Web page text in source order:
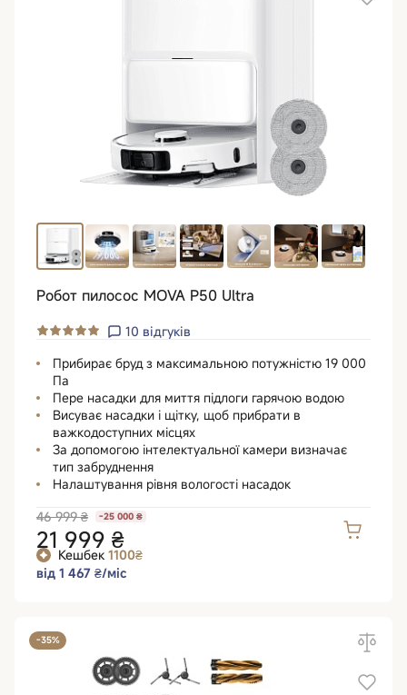
Робот пилосос MOVA P50 Ultra
10 відгуків
Прибирає бруд з максимальною потужністю 19 000
Па
Пере насадки для миття підлоги гарячою водою
Висуває насадки і щітку, щоб прибрати в
важкодоступних місцях
За допомогою інтелектуальної камери визначає
тип забруднення
Налаштування рівня вологості насадок
46 999 ₴
-25 000 ₴
21 999 ₴
Кешбек 1100₴
від 1 467 ₴/міс
-35%